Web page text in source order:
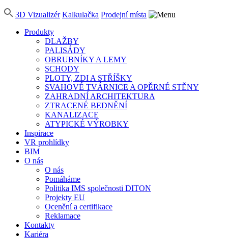
3D Vizualizér Kalkulačka Prodejní místa
Produkty
DLAŽBY
PALISÁDY
OBRUBNÍKY A LEMY
SCHODY
PLOTY, ZDI A STŘÍŠKY
SVAHOVÉ TVÁRNICE A OPĚRNÉ STĚNY
ZAHRADNÍ ARCHITEKTURA
ZTRACENÉ BEDNĚNÍ
KANALIZACE
ATYPICKÉ VÝROBKY
Inspirace
VR prohlídky
BIM
O nás
O nás
Pomáháme
Politika IMS společnosti DITON
Projekty EU
Ocenění a certifikace
Reklamace
Kontakty
Kariéra